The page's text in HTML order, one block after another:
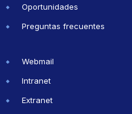
Oportunidades
Preguntas frecuentes
Webmail
Intranet
Extranet